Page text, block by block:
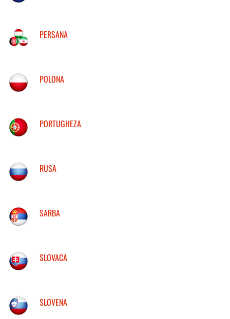
PERSANA
POLONA
PORTUGHEZA
RUSA
SARBA
SLOVACA
SLOVENA